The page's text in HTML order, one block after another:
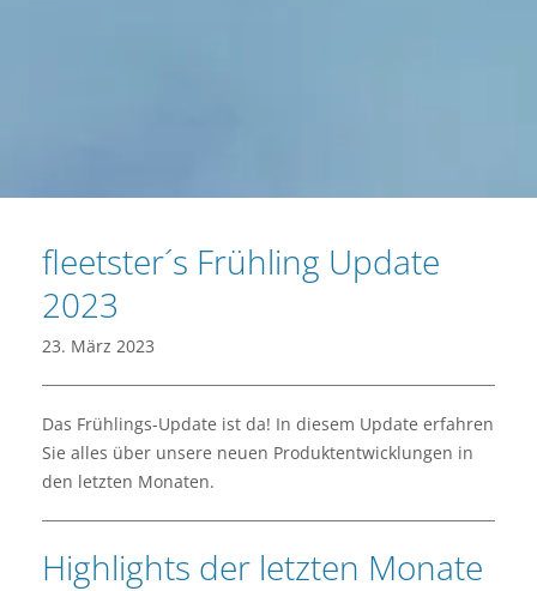
fleetster´s Frühling Update
2023
23. März 2023
Das Frühlings-Update ist da! In diesem Update erfahren
Sie alles über unsere neuen Produktentwicklungen in
den letzten Monaten.
Highlights der letzten Monate